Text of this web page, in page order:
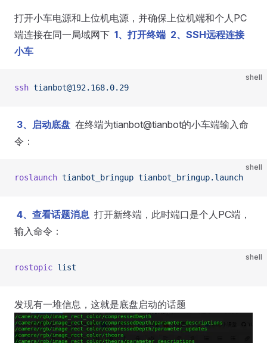
打开小车电源和上位机电源，并确保上位机端和个人PC
端连接在同一局域网下 1、打开终端 2、SSH远程连接
小车
shell
ssh tianbot@192.168.0.29
3、启动底盘 在终端为tianbot@tianbot的小车端输入命
令：
shell
roslaunch tianbot_bringup tianbot_bringup.launch
4、查看话题消息 打开新终端，此时端口是个人PC端，
输入命令：
shell
rostopic list
发现有一堆信息，这就是底盘启动的话题